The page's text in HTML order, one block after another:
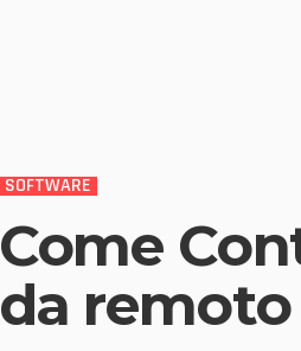
SOFTWARE
Come
da remoto